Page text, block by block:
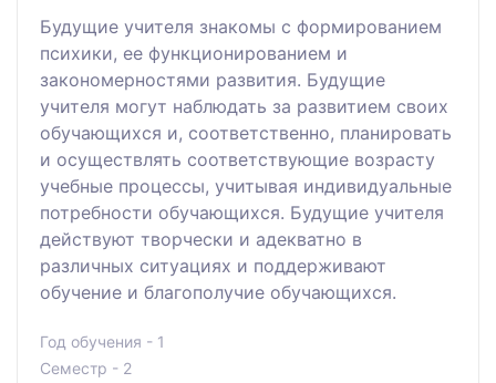
Будущие учителя знакомы с формированием
психики, ее функционированием и
закономерностями развития. Будущие
учителя могут наблюдать за развитием своих
обучающихся и, соответственно, планировать
и осуществлять соответствующие возрасту
учебные процессы, учитывая индивидуальные
потребности обучающихся. Будущие учителя
действуют творчески и адекватно в
различных ситуациях и поддерживают
обучение и благополучие обучающихся.
Год обучения - 1
Семестр - 2